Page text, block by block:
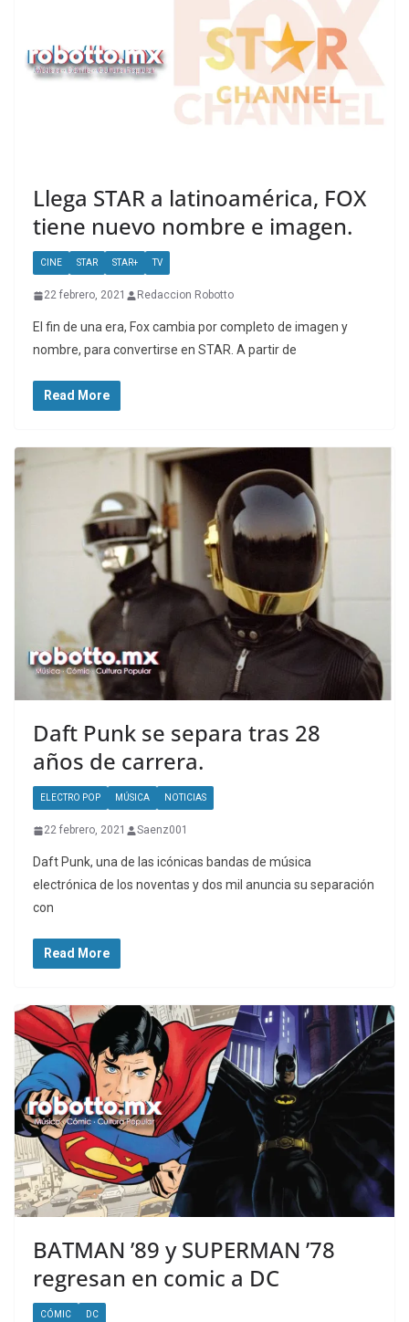
Llega STAR a latinoamérica, FOX
tiene nuevo nombre e imagen.
CINE STAR STAR+ TV
22 febrero, 2021 Redaccion Robotto
El fin de una era, Fox cambia por completo de imagen y
nombre, para convertirse en STAR. A partir de
Read More
Daft Punk se separa tras 28
años de carrera.
ELECTRO POP MÚSICA NOTICIAS
22 febrero, 2021 Saenz001
Daft Punk, una de las icónicas bandas de música
electrónica de los noventas y dos mil anuncia su separación
con
Read More
BATMAN ’89 y SUPERMAN ’78
regresan en comic a DC
CÓMIC DC